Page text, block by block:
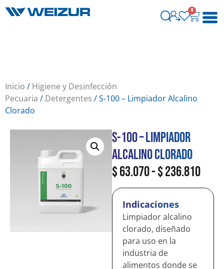
0
Inicio / Higiene y Desinfección
Pecuaria / Detergentes / S-100 – Limpiador Alcalino
Clorado
S-100 – Limpiador
Alcalino Clorado
$63.070-$236.810
Indicaciones
Limpiador alcalino
clorado, diseñado
para uso en la
industria de
alimentos donde se